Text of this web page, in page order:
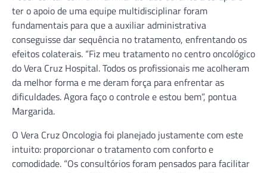
ter o apoio de uma equipe multidisciplinar foram
fundamentais para que a auxiliar administrativa
conseguisse dar sequência no tratamento, enfrentando os
efeitos colaterais. “Fiz meu tratamento no centro oncológico
do Vera Cruz Hospital. Todos os profissionais me acolheram
da melhor forma e me deram força para enfrentar as
dificuldades. Agora faço o controle e estou bem”, pontua
Margarida.
O Vera Cruz Oncologia foi planejado justamente com este
intuito: proporcionar o tratamento com conforto e
comodidade. “Os consultórios foram pensados para facilitar